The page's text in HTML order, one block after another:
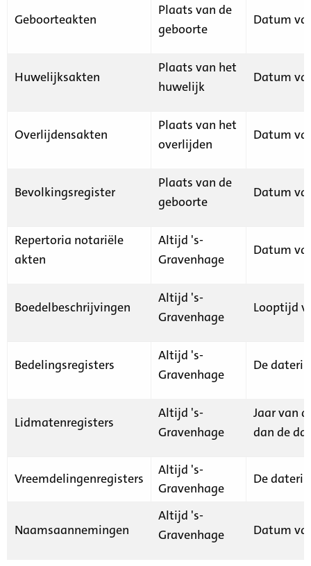
Geboorteakten
Plaats van de
geboorte
Datum
Huwelijksakten
Plaats van het
huwelijk
Datum
Overlijdensakten
Plaats van het
overlijden
Datum
Bevolkingsregister
Plaats van de
geboorte
Datum
Repertoria notariële
akten
Altijd 's-
Gravenhage
Datum
Boedelbeschrijvingen
Altijd 's-
Gravenhage
Looptijd
Bedelingsregisters
Altijd 's-
Gravenhage
De
Lidmatenregisters
Altijd 's-
Gravenhage
Jaar van
dan de
Vreemdelingenregisters
Altijd 's-
Gravenhage
De
Naamsaannemingen
Altijd 's-
Gravenhage
Datum